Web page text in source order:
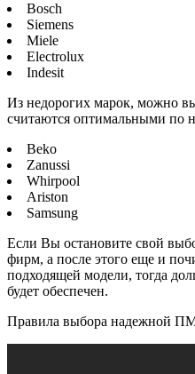
Bosch
Siemens
Miele
Electrolux
Indesit
Из недорогих марок, можно
считаются оптимальными по
Beko
Zanussi
Whirpool
Ariston
Samsung
Если Вы остановите свой
фирм, а после этого еще и
подходящей модели, тогда
будет обеспечен.
Правила выбора надежной